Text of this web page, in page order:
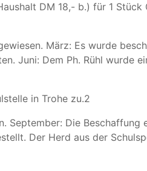
DM 18,- b.) für 1
März: Es wurde
Juni: Dem Ph. Rühl wurde
in Trohe zu.2
September: Die
Der Herd aus der